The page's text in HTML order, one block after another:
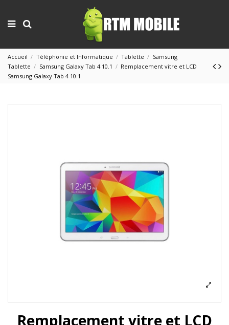
Accueil Téléphonie et Informatique Tablette
Samsung
Tablette
Samsung Galaxy Tab 4 10.1
Remplacement vitre et LCD
Samsung Galaxy Tab 4 10.1
Remplacement vitre et LCD